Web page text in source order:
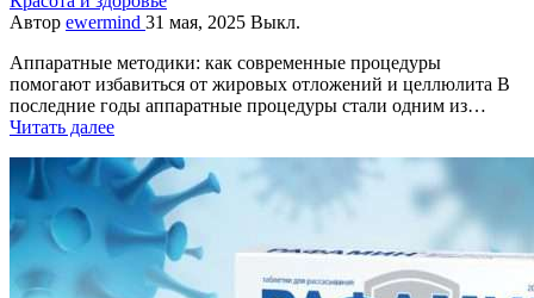
Автор ewermind 31 мая, 2025 Выкл.
Аппаратные методики: как современные процедуры
помогают избавиться от жировых отложений и целлюлита В
последние годы аппаратные процедуры стали одним из…
Читать далее